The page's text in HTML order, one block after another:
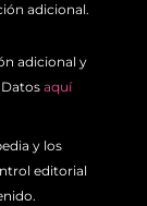
adicional.
adicional y
aquí
y los
editorial